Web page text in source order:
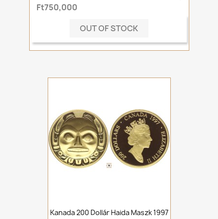
Ft750,000
OUT OF STOCK
Kanada 200 Dollár Haida Maszk 1997